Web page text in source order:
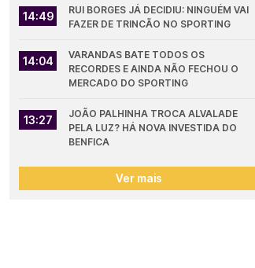
14:49
RUI BORGES JÁ DECIDIU: NINGUÉM VAI
FAZER DE TRINCÃO NO SPORTING
14:04
VARANDAS BATE TODOS OS
RECORDES E AINDA NÃO FECHOU O
MERCADO DO SPORTING
13:27
JOÃO PALHINHA TROCA ALVALADE
PELA LUZ? HÁ NOVA INVESTIDA DO
BENFICA
Ver mais